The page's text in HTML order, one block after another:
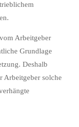
Arbeitgeber
Grundlage
Deshalb
Arbeitgeber solche